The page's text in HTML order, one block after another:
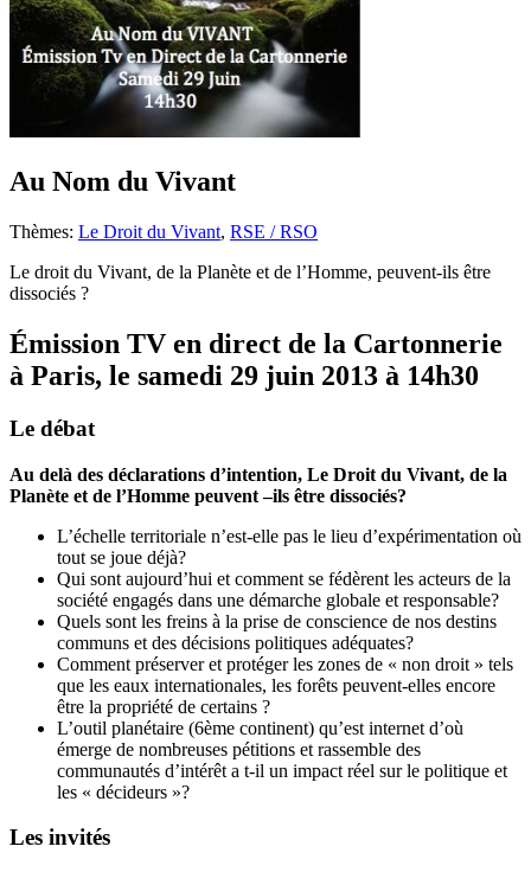
Au Nom du Vivant
Thèmes: Le Droit du Vivant, RSE / RSO
Le droit du Vivant, de la Planète et de l’Homme, peuvent-ils être
dissociés ?
Émission TV en direct de la Cartonnerie
à Paris, le samedi 29 juin 2013 à 14h30
Le débat
Au delà des déclarations d’intention, Le Droit du Vivant, de la
Planète et de l’Homme peuvent –ils être dissociés?
L’échelle territoriale n’est-elle pas le lieu d’expérimentation où
tout se joue déjà?
Qui sont aujourd’hui et comment se fédèrent les acteurs de la
société engagés dans une démarche globale et responsable?
Quels sont les freins à la prise de conscience de nos destins
communs et des décisions politiques adéquates?
Comment préserver et protéger les zones de « non droit » tels
que les eaux internationales, les forêts peuvent-elles encore
être la propriété de certains ?
L’outil planétaire (6ème continent) qu’est internet d’où
émerge de nombreuses pétitions et rassemble des
communautés d’intérêt a t-il un impact réel sur le politique et
les « décideurs »?
Les invités